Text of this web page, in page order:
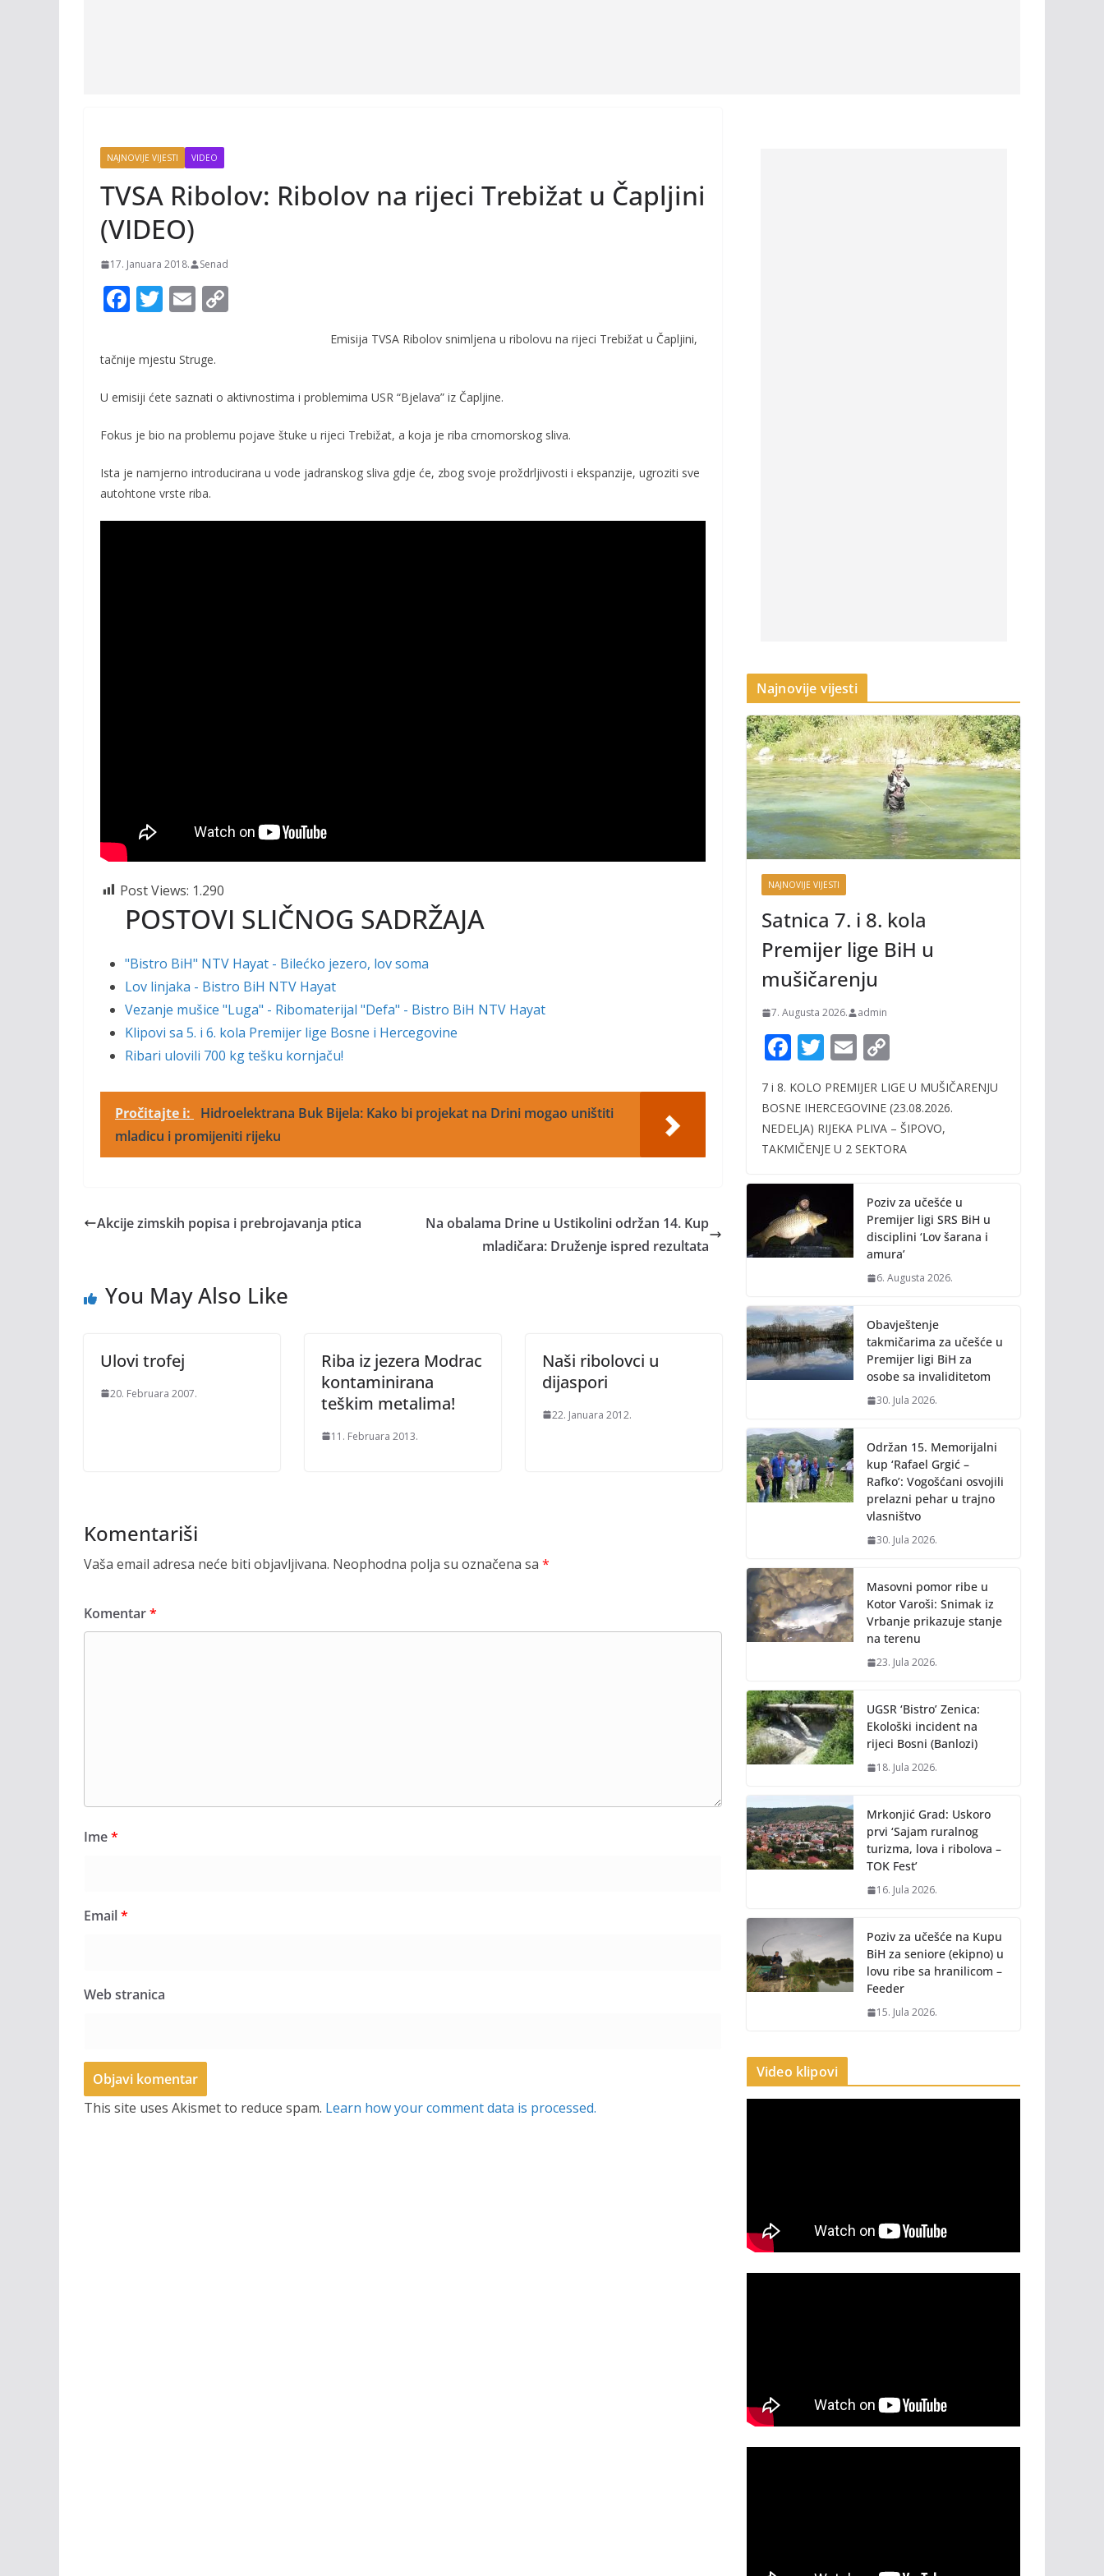
NAJNOVIJE VIJESTI VIDEO
TVSA Ribolov: Ribolov na rijeci Trebižat u Čapljini
(VIDEO)
17. Januara 2018. Senad
F
e
o
o
T
itt
E
ai
l
Li
n
Emisija TVSA Ribolov snimljena u ribolovu na rijeci Trebižat u Čapljini,
tačnije mjestu Struge.
U emisiji ćete saznati o aktivnostima i problemima USR “Bjelava” iz Čapljine.
Fokus je bio na problemu pojave štuke u rijeci Trebižat, a koja je riba crnomorskog sliva.
Ista je namjerno introducirana u vode jadranskog sliva gdje će, zbog svoje proždrljivosti i ekspanzije, ugroziti sve
autohtone vrste riba.
Post Views: 1.290
POSTOVI SLIČNOG SADRŽAJA
"Bistro BiH" NTV Hayat - Bilećko jezero, lov soma
Lov linjaka - Bistro BiH NTV Hayat
Vezanje mušice "Luga" - Ribomaterijal "Defa" - Bistro BiH NTV Hayat
Klipovi sa 5. i 6. kola Premijer lige Bosne i Hercegovine
Ribari ulovili 700 kg tešku kornjaču!
Pročitajte i:
Hidroelektrana Buk Bijela: Kako bi projekat na Drini mogao uništiti
mladicu i promijeniti rijeku
Akcije zimskih popisa i prebrojavanja ptica
Na obalama Drine u Ustikolini održan 14. Kup
mladičara: Druženje ispred rezultata
You May Also Like
Ulovi trofej
20. Februara 2007.
Riba iz jezera Modrac
kontaminirana
teškim metalima!
11. Februara 2013.
Naši ribolovci u
dijaspori
22. Januara 2012.
Komentariši
Vaša email adresa neće biti objavljivana. Neophodna polja su označena sa *
Komentar*
Ime*
Email*
Web stranica
This site uses Akismet to reduce spam. Learn how your comment data is processed.
Najnovije vijesti
NAJNOVIJE VIJESTI
Satnica 7. i 8. kola
Premijer lige BiH u
mušičarenju
7. Augusta 2026. admin
F
e
b
o
o
k
T
itt
er
E
ai
l
p
y
Li
k
7 i 8. KOLO PREMIJER LIGE U MUŠIČARENJU
BOSNE IHERCEGOVINE (23.08.2026.
NEDELJA) RIJEKA PLIVA – ŠIPOVO,
TAKMIČENJE U 2 SEKTORA
Poziv za učešće u
Premijer ligi SRS BiH u
disciplini ‘Lov šarana i
amura’
6. Augusta 2026.
Obavještenje
takmičarima za učešće u
Premijer ligi BiH za
osobe sa invaliditetom
30. Jula 2026.
Održan 15. Memorijalni
kup ‘Rafael Grgić –
Rafko’: Vogošćani osvojili
prelazni pehar u trajno
vlasništvo
30. Jula 2026.
Masovni pomor ribe u
Kotor Varoši: Snimak iz
Vrbanje prikazuje stanje
na terenu
23. Jula 2026.
UGSR ‘Bistro’ Zenica:
Ekološki incident na
rijeci Bosni (Banlozi)
18. Jula 2026.
Mrkonjić Grad: Uskoro
prvi ‘Sajam ruralnog
turizma, lova i ribolova –
TOK Fest’
16. Jula 2026.
Poziv za učešće na Kupu
BiH za seniore (ekipno) u
lovu ribe sa hranilicom –
Feeder
15. Jula 2026.
Video klipovi